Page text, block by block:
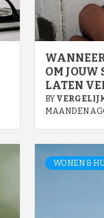
OM JOUW
LATEN
BY
MAANDEN
WONEN &